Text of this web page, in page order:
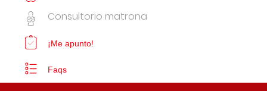
Consultorio matrona
¡Me apunto!
Faqs